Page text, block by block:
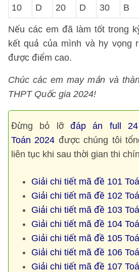
10 D 20 D 30 B
Nếu các em đã làm tốt trong
kết quả của mình và hy vọng
được điểm cao.
Chúc các em may mắn và
THPT Quốc gia 2024!
Đừng bỏ lỡ đáp án full
Toán 2024 được chúng tôi
liên tục khi sau thời gian thi
Giải chi tiết mã đề 101
Giải chi tiết mã đề 102
Giải chi tiết mã đề 103
Giải chi tiết mã đề 104
Giải chi tiết mã đề 105
Giải chi tiết mã đề 106
Giải chi tiết mã đề 107